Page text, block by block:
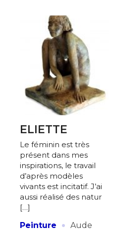
ELIETTE
Le féminin est très
présent dans mes
inspirations, le travail
d’après modèles
vivants est incitatif. J’ai
aussi réalisé des natur
[…]
Peinture
· Aude